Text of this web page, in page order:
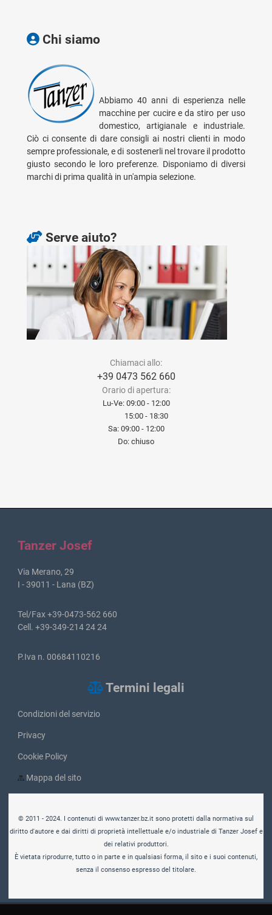
Chi siamo
Abbiamo 40 anni di esperienza nelle
macchine per cucire e da stiro per uso
domestico, artigianale e industriale.
Ciò ci consente di dare consigli ai nostri clienti in modo
sempre professionale, e di sostenerli nel trovare il prodotto
giusto secondo le loro preferenze. Disponiamo di diversi
marchi di prima qualità in un'ampia selezione.
Serve aiuto?
Chiamaci allo:
+39 0473 562 660
Orario di apertura:
Lu-Ve: 09:00 - 12:00
15:00 - 18:30
Sa: 09:00 - 12:00
Do: chiuso
Tanzer Josef
Via Merano, 29
I - 39011 - Lana (BZ)
Tel/Fax +39-0473-562 660
Cell. +39-349-214 24 24
P.Iva n. 00684110216
Termini legali
Condizioni del servizio
Privacy
Cookie Policy
Mappa del sito
© 2011 - 2024. I contenuti di www.tanzer.bz.it sono protetti dalla normativa sul
diritto d'autore e dai diritti di proprietà intellettuale e/o industriale di Tanzer Josef e
dei relativi produttori.
È vietata riprodurre, tutto o in parte e in qualsiasi forma, il sito e i suoi contenuti,
senza il consenso espresso del titolare.